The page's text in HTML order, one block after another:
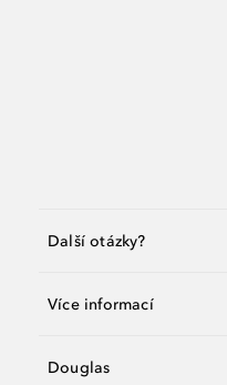
Další otázky?
Více informací
Douglas